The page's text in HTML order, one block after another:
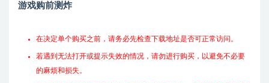
游戏购前测炸
在决定单个购买之前，请务必先检查下载地址是否可正常访问。
若遇到无法打开或提示失效的情况，请勿进行购买，以避免不必要
的麻烦和损失。